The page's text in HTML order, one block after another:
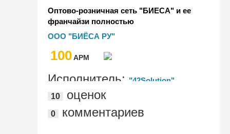
Оптово-розничная сеть "БИЕСА" и ее
франчайзи полностью
автоматизированы с помощью
взаимоотношениями с клиентами
ООО "БИЁСА РУ"
100AРМ
Исполнитель: "42Solution"
10
оценок
0 комментариев